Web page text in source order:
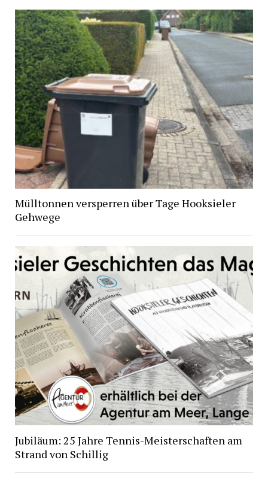
Mülltonnen versperren über Tage Hooksieler
Gehwege
Jubiläum: 25 Jahre Tennis-Meisterschaften am
Strand von Schillig